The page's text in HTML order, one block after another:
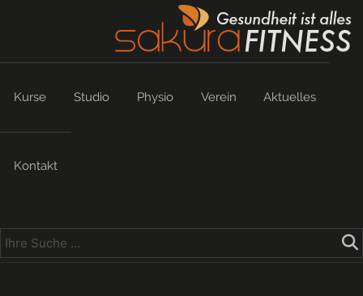
Kurse Studio Physio Verein Aktuelles
Kontakt